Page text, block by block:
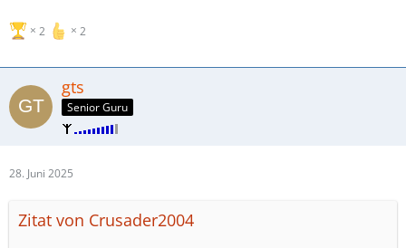
2 2
gts
Senior Guru
28. Juni 2025
Zitat von Crusader2004